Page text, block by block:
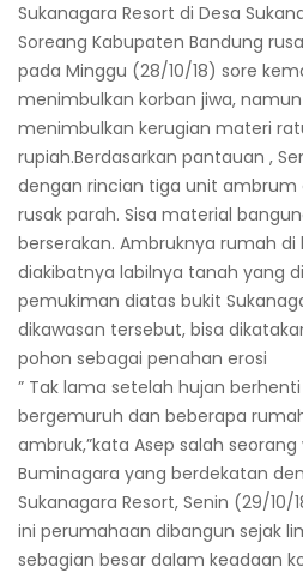
Sukanagara Resort di Desa
Soreang Kabupaten Bandung
pada Minggu (28/10/18) sore
menimbulkan korban jiwa,
menimbulkan kerugian materi
rupiah.Berdasarkan pantauan ,
dengan rincian tiga unit
rusak parah. Sisa material
berserakan. Ambruknya rumah
diakibatnya labilnya tanah yang
pemukiman diatas bukit
dikawasan tersebut, bisa
pohon sebagai penahan erosi
” Tak lama setelah hujan
bergemuruh dan beberapa
ambruk,”kata Asep salah
Buminagara yang berdekatan
Sukanagara Resort, Senin (29/10/
ini perumahaan dibangun sejak
sebagian besar dalam keadaan